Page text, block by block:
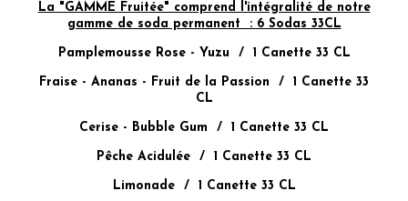
La "GAMME Fruitée" comprend l'intégralité de notre
gamme de soda permanent : 6 Sodas 33CL
Pamplemousse Rose - Yuzu / 1 Canette 33 CL
Fraise - Ananas - Fruit de la Passion / 1 Canette 33
CL
Cerise - Bubble Gum / 1 Canette 33 CL
Pêche Acidulée / 1 Canette 33 CL
Limonade / 1 Canette 33 CL